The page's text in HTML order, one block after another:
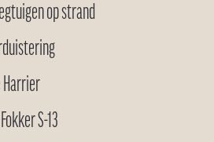
op strand
S-13